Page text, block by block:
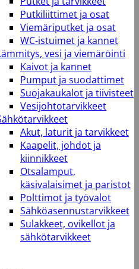
Putkiliittimet ja osat
Viemäriputket ja osat
WC-istuimet ja kannet
vesi ja viemäröinti
Kaivot ja kannet
Pumput ja suodattimet
Suojakaukalot ja tiivisteet
Vesijohtotarvikkeet
Akut, laturit ja tarvikkeet
Kaapelit, johdot ja
kiinnikkeet
Otsalamput,
käsivalaisimet ja paristot
Polttimot ja työvalot
Sähköasennustarvikkeet
Sulakkeet, ovikellot ja
sähkötarvikkeet